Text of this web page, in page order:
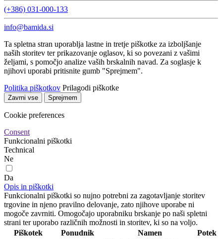
(+386) 031-000-133
info@bamida.si
Ta spletna stran uporablja lastne in tretje piškotke za izboljšanje
naših storitev ter prikazovanje oglasov, ki so povezani z vašimi
željami, s pomočjo analize vaših brskalnih navad. Za soglasje k
njihovi uporabi pritisnite gumb "Sprejmem".
Politika piškotkov Prilagodi piškotke
Zavrni vse Sprejmem
Cookie preferences
Consent
Funkcionalni piškotki
Technical
Ne
Da
Opis in piškotki
Funkcionalni piškotki so nujno potrebni za zagotavljanje storitev
trgovine in njeno pravilno delovanje, zato njihove uporabe ni
mogoče zavrniti. Omogočajo uporabniku brskanje po naši spletni
strani ter uporabo različnih možnosti in storitev, ki so na voljo.
Piškotek
Ponudnik Namen Potek